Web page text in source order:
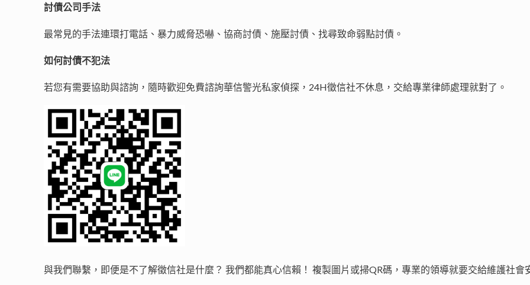
討債公司手法
最常見的手法連環打電話、暴力威脅恐嚇、協商討債、施壓討債、找尋致命弱點討債。
如何討債不犯法
若您有需要協助與諮詢，隨時歡迎免費諮詢華信警光私家偵探，24H徵信社不休息，交給專業律師處理就對了。
與我們聯繫，即便是不了解徵信社是什麼？ 我們都能真心信賴！ 複製圖片或掃QR碼，專業的領導就要交給維護社會